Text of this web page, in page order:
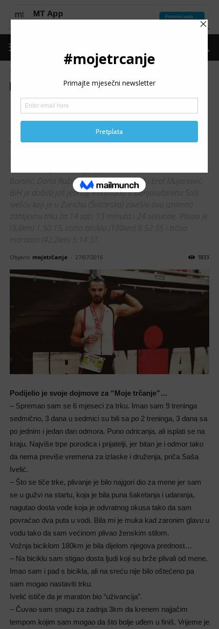
Predstavljamo Razgovor
Ironman Saša Ivelić: Trenažni
proces zna biti monoton, ali
sve se isplati na kraju
Nepunih mjesec dana nakon što su triatlonsku Ironman
trku u austrijskom Klagenfurtu završili Nermin Palić, Emir
Baralić, Dario Ružić, Tomislav Cvitanušić i Erol Mujanović,
BiH je dobila još jednog Ironmana u Banjalučaninu Saši
Iveliću koji je u Zurichu (Švicarska) završio ovu iznimno
zahtjevnu trku za 14 sati, 13 minuta i 24 sekunde. Plivao je
(3,8km) 1:50:15, vozio biciklo (180km) 6:52:35 i trčao
maraton (42,2km) 5:14:31.
Objavio mojetrčanje - 27/07/2016 1833
Podijelio je svoje dojmove za “Moje trčanje”…
– Spremao sam se 6 mjeseci za trku. Imao sam 9 treninga
sedmično, 3 dana u sedmici su bili sa po 2 treninga, 3 dana sa
po jednim i jedan dan odmora. Puno odricanja, ali isplati se na
kraju. Najviše trpe porodica i prijatelji, jer bitan je i odmor tako
da nema previše vremena za izlaske i druženja, priča Saša
Ivelić.
– Što se tiče trke, plivanje je bilo najgori dio za mene jer sam
se u gužvi na startu, koja je bila puna šaketanja i udaranja,
nagutao dosta vode koja je odvratnog okusa tako da sam
povraćao dva puta u vodi. Bila mi je muka kad zaronim glavu u
vodu tako da sam većinom plivao ženskim stilom.
Vožnja biciklom 180km je bila dijelom njegova prednost…
– Na biciklu sam stigao dosta ljudi koji su brže plivali od mene.
Imao sam i pad s bicikla, ali na sreću nije bilo oštećeno pa
sam mogao nastaviti trku.
Ivelić ističe da je maraton bio “uživancija”.
– Čuvao sam snagu za zadnja 3km da krenem najjačim
tempom kojim sam mogao da što bolje uđem u finiš. Vrijeme je